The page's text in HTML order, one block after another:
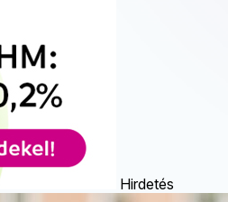
Hirdetés